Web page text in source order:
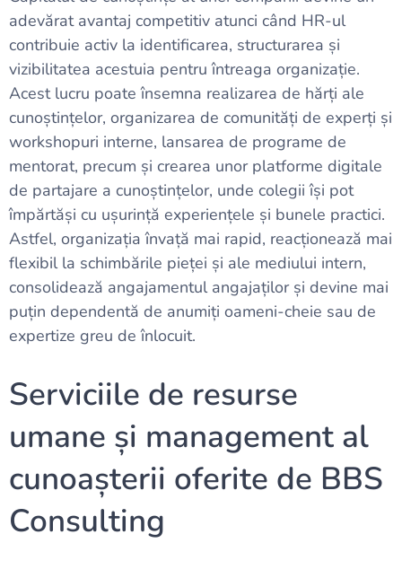
adevărat avantaj competitiv atunci când HR-ul
contribuie activ la identificarea, structurarea și
vizibilitatea acestuia pentru întreaga organizație.
Acest lucru poate însemna realizarea de hărți ale
cunoștințelor, organizarea de comunități de experți și
workshopuri interne, lansarea de programe de
mentorat, precum și crearea unor platforme digitale
de partajare a cunoștințelor, unde colegii își pot
împărtăși cu ușurință experiențele și bunele practici.
Astfel, organizația învață mai rapid, reacționează mai
flexibil la schimbările pieței și ale mediului intern,
consolidează angajamentul angajaților și devine mai
puțin dependentă de anumiți oameni-cheie sau de
expertize greu de înlocuit.
Serviciile de resurse
umane și management al
cunoașterii oferite de BBS
Consulting